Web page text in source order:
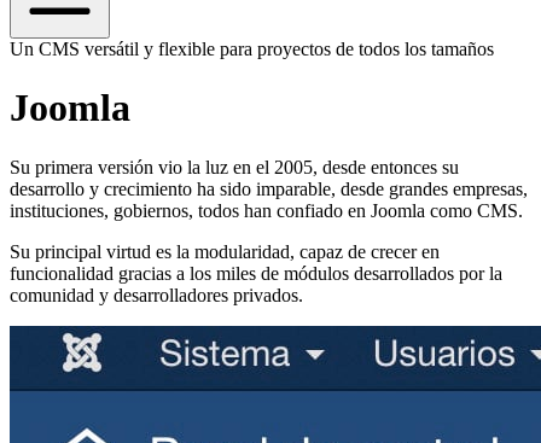
Un CMS versátil y flexible para proyectos de todos los tamaños
Joomla
Su primera versión vio la luz en el 2005, desde entonces su
desarrollo y crecimiento ha sido imparable, desde grandes empresas,
instituciones, gobiernos, todos han confiado en Joomla como CMS.
Su principal virtud es la modularidad, capaz de crecer en
funcionalidad gracias a los miles de módulos desarrollados por la
comunidad y desarrolladores privados.